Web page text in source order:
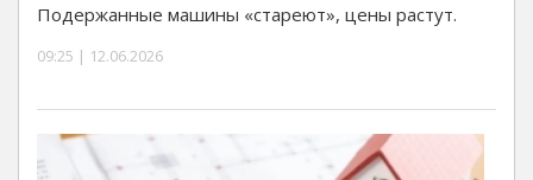
Подержанные машины «стареют», цены растут.
09:25 | 12.06.2026